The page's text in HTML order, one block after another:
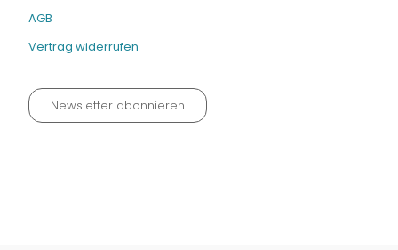
AGB
Vertrag widerrufen
Newsletter abonnieren